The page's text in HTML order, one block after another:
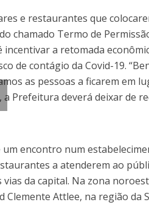
e restaurantes que
chamado Termo de
a retomada
de contágio da Covid-19.
as pessoas a ficarem em
Prefeitura deverá deixar de
encontro num
a atenderem ao
da capital. Na zona
Clemente Attlee, na região da